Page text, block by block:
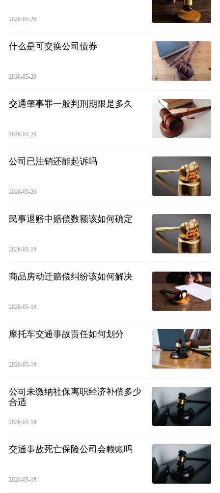
2026-05-20
什么是可交换公司债券
2026-05-20
交通肇事罪一般判刑期限是多久
2026-05-20
公司已注销还能起诉吗
2026-05-20
民事退赔中赔偿数额该如何确定
2026-05-19
商品房动迁赔偿纠纷该如何解决
2026-05-19
摩托车交通事故责任如何划分
2026-05-19
公司未缴纳社保离职经济补偿多少
合适
2026-05-19
交通事故死亡保险公司会赖账吗
2026-05-19